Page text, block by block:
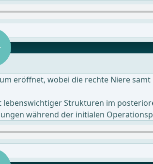
eröffnet, wobei die rechte Niere
Strukturen im
während der initialen